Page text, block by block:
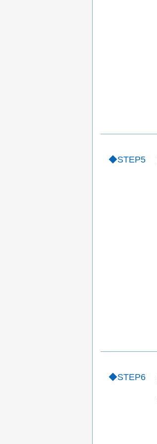
STEP5
STEP6